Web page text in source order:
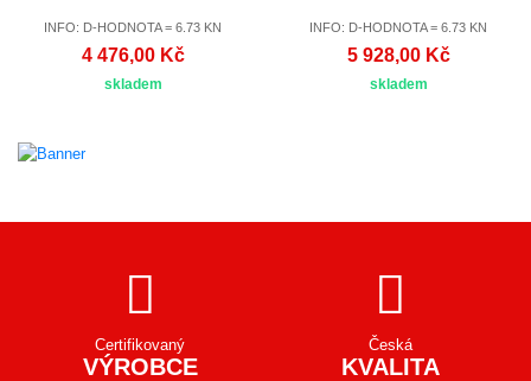
INFO: D-HODNOTA = 6.73 KN
4 476,00 Kč
skladem
INFO: D-HODNOTA = 6.73 KN
5 928,00 Kč
skladem
Certifikovaný
VÝROBCE
Česká
KVALITA